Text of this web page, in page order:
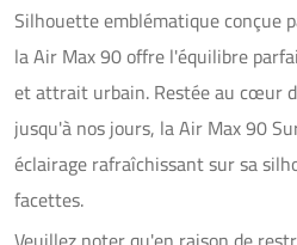
Silhouette emblématique conçue
la Air Max 90 offre l'équilibre
et attrait urbain. Restée au cœur
jusqu'à nos jours, la Air Max 90
éclairage rafraîchissant sur sa
facettes.